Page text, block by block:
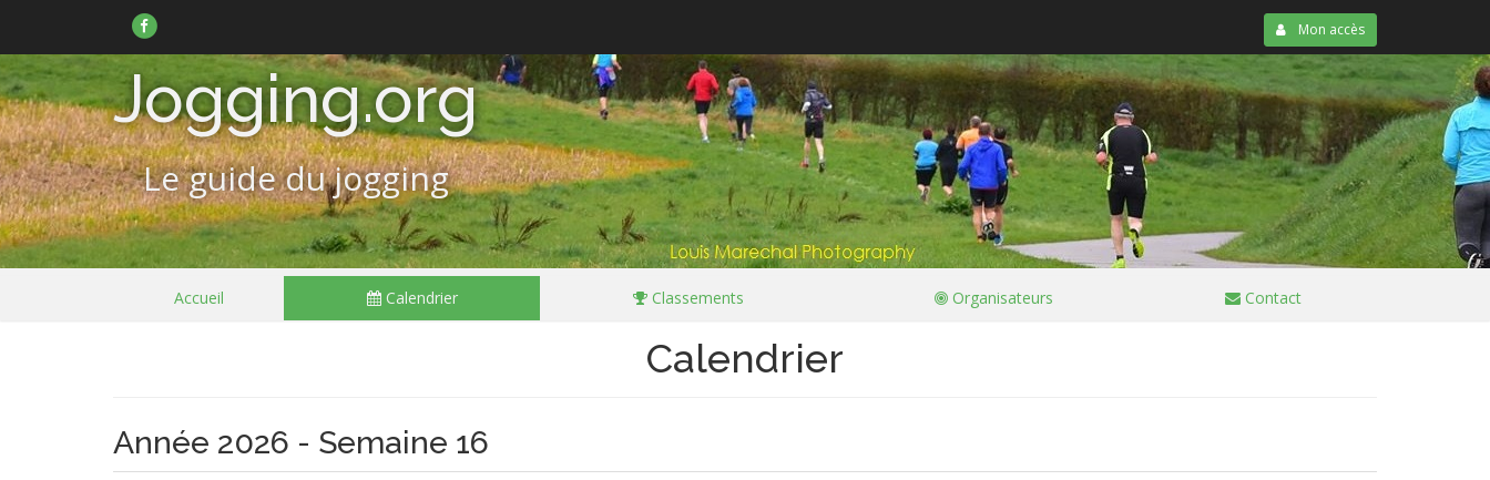
Facebook
Mon accès
Jogging.org
Le guide du jogging
Accueil Calendrier Classements Organisateurs Contact
Calendrier
Année 2026 - Semaine 16